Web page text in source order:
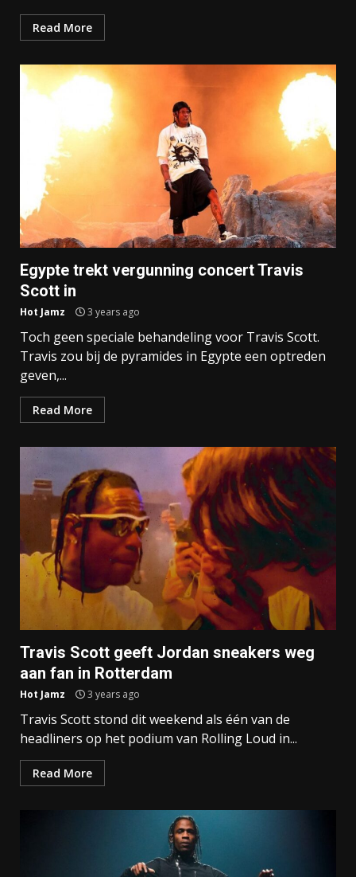
Read More
Egypte trekt vergunning concert Travis
Scott in
Hot Jamz 3 years ago
Toch geen speciale behandeling voor Travis Scott.
Travis zou bij de pyramides in Egypte een optreden
geven,...
Read More
Travis Scott geeft Jordan sneakers weg
aan fan in Rotterdam
Hot Jamz 3 years ago
Travis Scott stond dit weekend als één van de
headliners op het podium van Rolling Loud in...
Read More